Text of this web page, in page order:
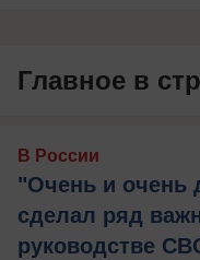
Главное в
В России
"Очень и очень
сделал ряд
руководстве